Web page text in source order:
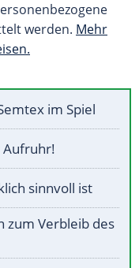
werden. Mehr
im Spiel
Aufruhr!
sinnvoll ist
zum Verbleib des